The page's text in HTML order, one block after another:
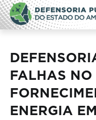
Pular
para
o
conteúdo
Defensoria
Amazonas
FALHAS NO
ENERGIA